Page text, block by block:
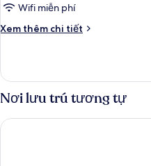
Wifi miễn phí
Xem thêm chi tiết
Chi
Phòng
Nơi lưu trú tương tự
NH Nice